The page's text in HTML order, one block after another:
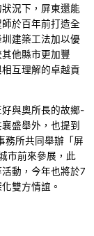
況下，屏東還能
於百年前打造全
建築工法加以優
他縣市更加豐
互理解的卓越貢
與奧所長的故鄉-
盛舉外，也提到
務所共同舉辦「屏
市前來參展，此
動，今年也將於7
雙方情誼。